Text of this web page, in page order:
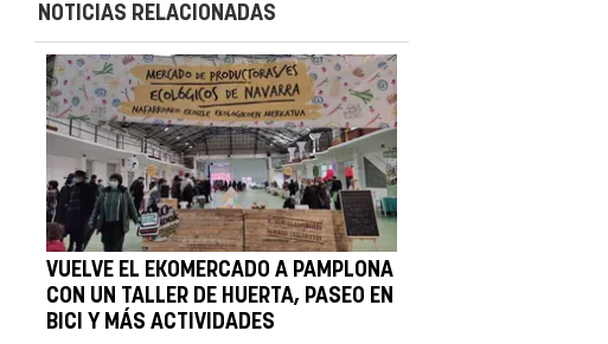
NOTICIAS RELACIONADAS
VUELVE EL EKOMERCADO A PAMPLONA
CON UN TALLER DE HUERTA, PASEO EN
BICI Y MÁS ACTIVIDADES